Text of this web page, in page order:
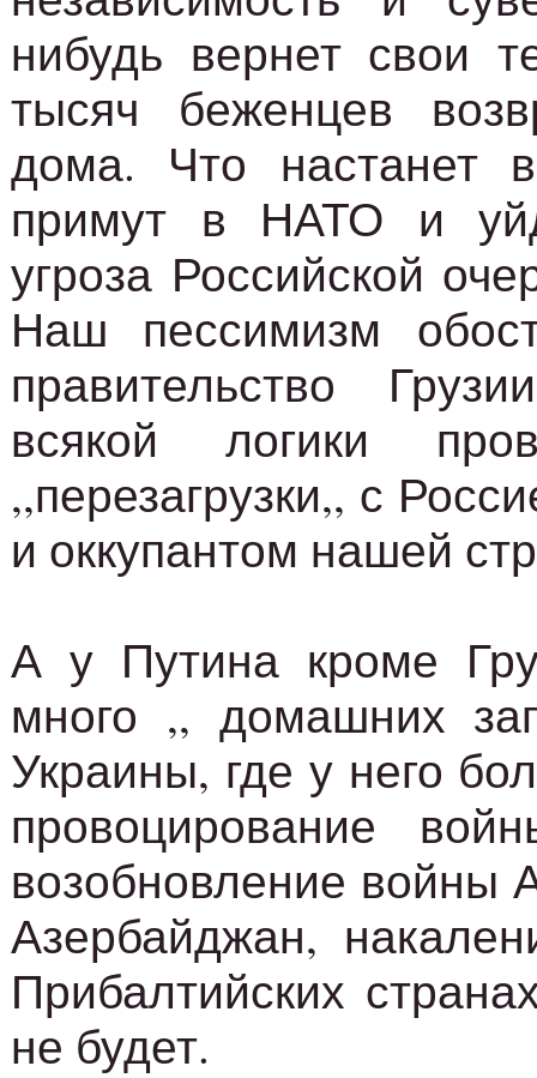
нибудь вернет свои
тысяч беженцев
дома. Что настанет
примут в НАТО и
угроза Российской
Наш пессимизм
правительство
всякой логики
,,перезагрузки,, с
и оккупантом нашей
А у Путина кроме
много ,, домашних
Украины, где у него
провоцирование
возобновление войны
Азербайджан,
Прибалтийских
не будет.